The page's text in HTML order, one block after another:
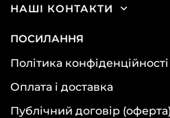
НАШІ КОНТАКТИ
ПОСИЛАННЯ
Політика конфіденційності
Оплата і доставка
Публічний договір (оферта)